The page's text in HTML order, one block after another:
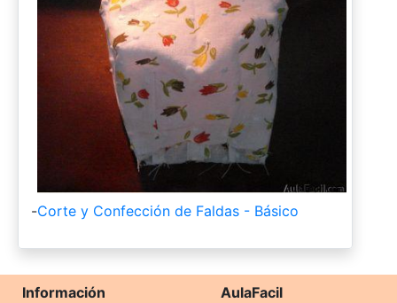
-Corte y Confección de Faldas - Básico
Información
AulaFacil